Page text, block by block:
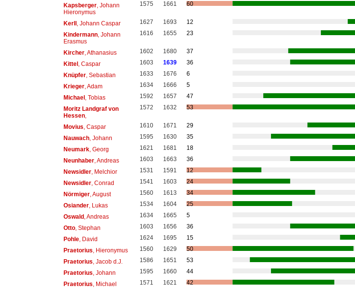
Kapsberger, Johann
Hieronymus
1575 1661 60
Kerll, Johann Caspar 1627 1693
12
Kindermann, Johann
Erasmus
1616 1655 23
Kircher, Athanasius 1602 1680
37
Kittel, Caspar 1603 1639
36
Knüpfer, Sebastian 1633 1676
6
Krieger, Adam 1634 1666
5
Michael, Tobias 1592 1657
47
Moritz Landgraf von
Hessen,
1572 1632 53
Movius , Caspar 1610 1671
29
Nauwach, Johann 1595 1630
35
Neumark, Georg 1621 1681
18
Neunhaber, Andreas 1603 1663
36
Newsidler, Melchior 1531 1591
12
Newsidler, Conrad 1541 1603
24
Nörmiger, August 1560 1613
34
Osiander, Lukas 1534 1604
25
Oswald, Andreas 1634 1665
5
Otto, Stephan 1603 1656
36
Pohle, David 1624 1695
15
Praetorius , Hieronymus 1560 1629
50
Praetorius , Jacob d.J. 1586 1651
53
Praetorius , Johann 1595 1660
44
Praetorius , Michael 1571 1621
42